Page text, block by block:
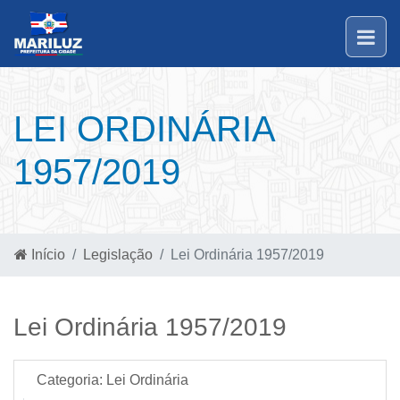
LEI ORDINÁRIA
1957/2019
Início Legislação Lei Ordinária 1957/2019
Lei Ordinária 1957/2019
Categoria: Lei Ordinária